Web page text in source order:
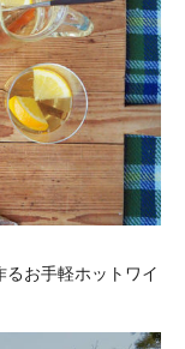
お手軽ホットワイ